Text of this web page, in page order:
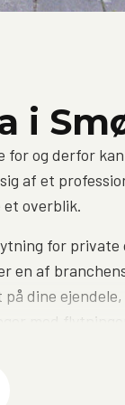
i
for og derfor
af et
overblik.
for private
en af
dine
med flytninger
ikke den